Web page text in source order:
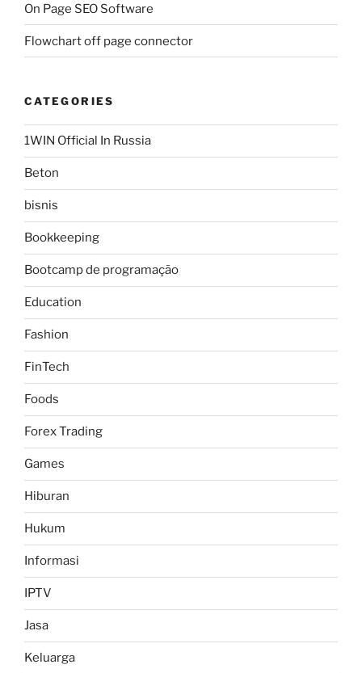
On Page SEO Software
Flowchart off page connector
CATEGORIES
1WIN Official In Russia
Beton
bisnis
Bookkeeping
Bootcamp de programação
Education
Fashion
FinTech
Foods
Forex Trading
Games
Hiburan
Hukum
Informasi
IPTV
Jasa
Keluarga